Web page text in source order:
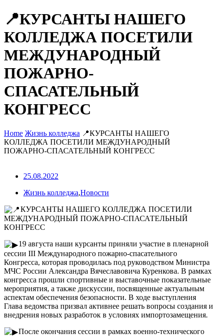
📍КУРСАНТЫ НАШЕГО
КОЛЛЕДЖА ПОСЕТИЛИ
МЕЖДУНАРОДНЫЙ
ПОЖАРНО-
СПАСАТЕЛЬНЫЙ
КОНГРЕСС
Home Жизнь колледжа 📍КУРСАНТЫ НАШЕГО
КОЛЛЕДЖА ПОСЕТИЛИ МЕЖДУНАРОДНЫЙ
ПОЖАРНО-СПАСАТЕЛЬНЫЙ КОНГРЕСС
25.08.2022
Жизнь колледжа,Новости
КУРСАНТЫ НАШЕГО КОЛЛЕДЖА ПОСЕТИЛИ
МЕЖДУНАРОДНЫЙ ПОЖАРНО-СПАСАТЕЛЬНЫЙ
КОНГРЕСС
19 августа наши курсанты приняли участие в пленарной
сессии III Международного пожарно-спасательного
Конгресса, которая проводилась под руководством Министра
МЧС России Александра Вячеславовича Куренкова. В рамках
конгресса прошли спортивные и выставочные показательные
мероприятия, а также дискуссии, посвященные актуальным
аспектам обеспечения безопасности. В ходе выступления
Глава ведомства призвал активнее решать вопросы создания и
внедрения новых разработок в условиях импортозамещения.
После окончания сессии в рамках военно-технического